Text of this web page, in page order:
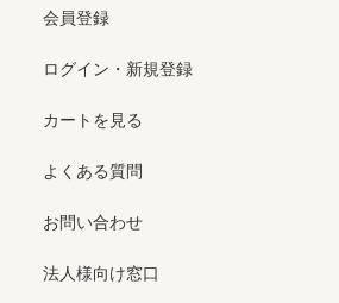
会員登録
ログイン・新規登録
カートを見る
よくある質問
お問い合わせ
法人様向け窓口